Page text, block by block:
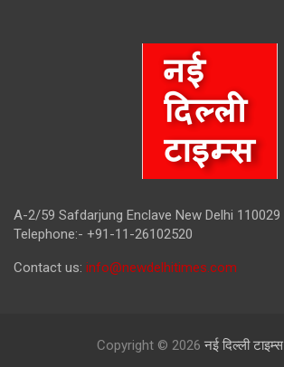
A-2/59 Safdarjung Enclave New Delhi 110029
Telephone:- +91-11-26102520
Contact us: info@newdelhitimes.com
Copyright © 2026 नई दिल्ली टाइम्स